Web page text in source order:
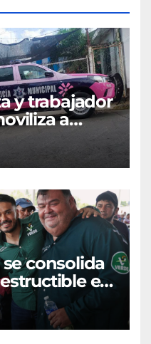
y trabajador
a
consolida
en